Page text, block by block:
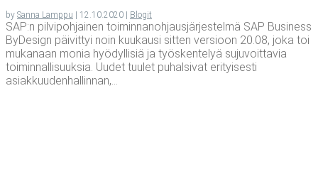
by Sanna Lamppu | 12.10.2020 | Blogit
SAP:n pilvipohjainen toiminnanohjausjärjestelmä SAP Business
ByDesign päivittyi noin kuukausi sitten versioon 20.08, joka toi
mukanaan monia hyödyllisiä ja työskentelyä sujuvoittavia
toiminnallisuuksia. Uudet tuulet puhalsivat erityisesti
asiakkuudenhallinnan,...